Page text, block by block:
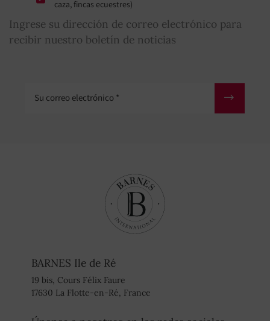
caza, fincas ecuestres)
Ingrese su dirección de correo electrónico para
recibir nuestro boletín de noticias
BARNES Ile de Ré
19 bis, Cours Félix Faure
17630 La Flotte-en-Ré, France